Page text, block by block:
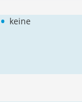
• keine